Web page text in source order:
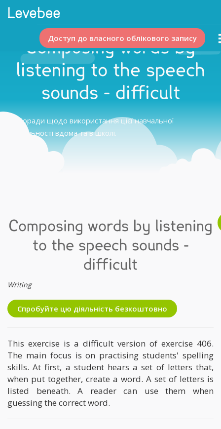
Доступ до власного облікового запису
Composing words by
listening to the speech
sounds - difficult
Поради щодо використання цієї навчальної
діяльності вдома та в школі.
Composing words by listening
to the speech sounds -
difficult
Writing
Спробуйте цю діяльність безкоштовно
This exercise is a difficult version of exercise 406.
The main focus is on practising students' spelling
skills. At first, a student hears a set of letters that,
when put together, create a word. A set of letters is
listed beneath. A reader can use them when
guessing the correct word.